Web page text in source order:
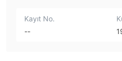
Kayıt No.
--